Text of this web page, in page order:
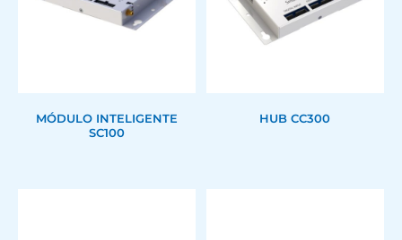
MÓDULO INTELIGENTE
SC100
HUB CC300